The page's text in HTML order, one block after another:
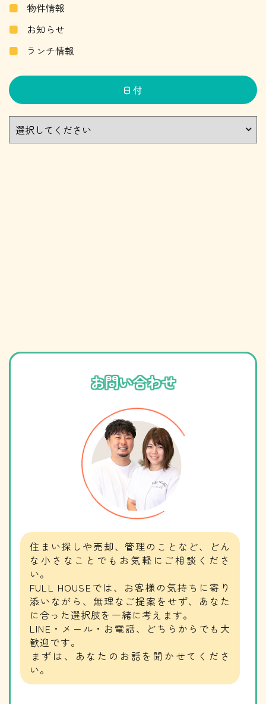
物件情報
お知らせ
ランチ情報
日付
お問い合わせ
住まい探しや売却、管理のことなど、どん
な小さなことでもお気軽にご相談くださ
い。
​​​​​​​FULL HOUSEでは、お客様の気持ちに寄り
添いながら、無理なご提案をせず、あなた
に合った選択肢を一緒に考えます。
LINE・メール・お電話、どちらからでも大
歓迎です。
​​​​​​​まずは、あなたのお話を聞かせてくださ
い。